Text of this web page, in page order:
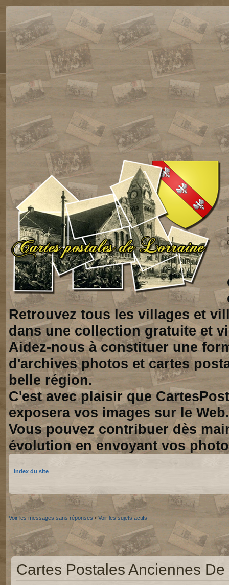
Retrouvez tous les villages et
dans une collection gratuite et
Aidez-nous à constituer une
d'archives photos et cartes
belle région.
C'est avec plaisir que
exposera vos images sur le Web.
Vous pouvez contribuer dès
évolution en envoyant vos
Index du site
Voir les messages sans réponses • Voir les sujets actifs
Cartes Postales Anciennes